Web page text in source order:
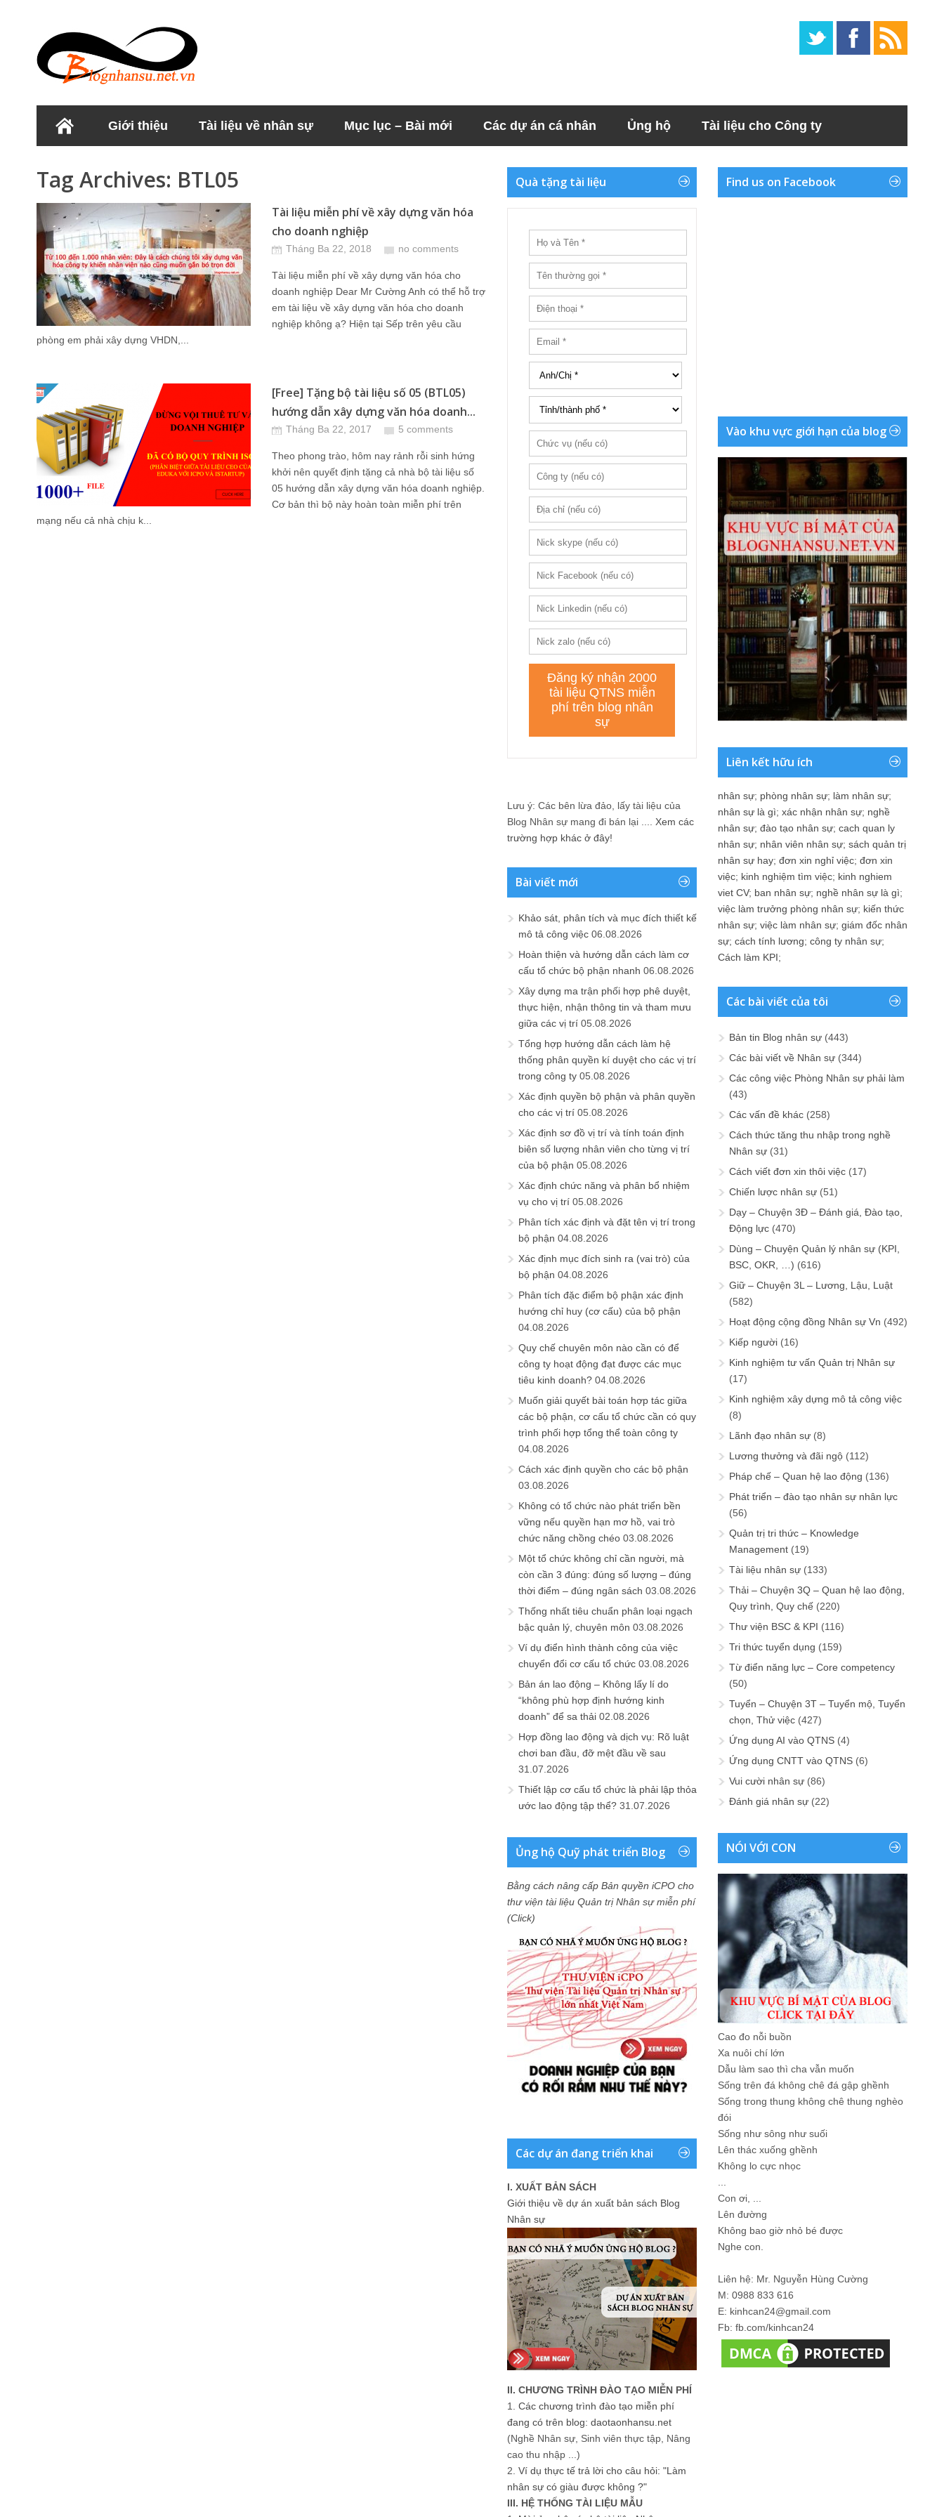
Giới thiệu Tài liệu về nhân sự Mục lục – Bài mới Các dự án cá nhân Ủng hộ Tài liệu cho Công ty
Tag Archives: BTL05
Tài liệu miễn phí về xây dựng văn hóa
cho doanh nghiệp
Tháng Ba 22, 2018 no comments
Tài liệu miễn phí về xây dựng văn hóa cho
doanh nghiệp Dear Mr Cường Anh có thể hỗ trợ
em tài liệu về xây dựng văn hóa cho doanh
nghiệp không ạ? Hiện tại Sếp trên yêu cầu
phòng em phải xây dựng VHDN,...
[Free] Tặng bộ tài liệu số 05 (BTL05)
hướng dẫn xây dựng văn hóa doanh...
Tháng Ba 22, 2017 5 comments
Theo phong trào, hôm nay rảnh rỗi sinh hứng
khởi nên quyết định tặng cả nhà bộ tài liệu số
05 hướng dẫn xây dựng văn hóa doanh nghiệp.
Cơ bản thì bộ này hoàn toàn miễn phí trên
mạng nếu cả nhà chịu k...
Quà tặng tài liệu
Lưu ý: Các bên lừa đảo, lấy tài liệu của
Blog Nhân sự mang đi bán lại .... Xem các
trường hợp khác ở đây!
Bài viết mới
Khảo sát, phân tích và mục đích thiết kế
mô tả công việc 06.08.2026
Hoàn thiện và hướng dẫn cách làm cơ
cấu tổ chức bộ phận nhanh 06.08.2026
Xây dựng ma trận phối hợp phê duyệt,
thực hiện, nhận thông tin và tham mưu
giữa các vị trí 05.08.2026
Tổng hợp hướng dẫn cách làm hệ
thống phân quyền kí duyệt cho các vị trí
trong công ty 05.08.2026
Xác định quyền bộ phận và phân quyền
cho các vị trí 05.08.2026
Xác định sơ đồ vị trí và tính toán định
biên số lượng nhân viên cho từng vị trí
của bộ phận 05.08.2026
Xác định chức năng và phân bổ nhiệm
vụ cho vị trí 05.08.2026
Phân tích xác định và đặt tên vị trí trong
bộ phận 04.08.2026
Xác định mục đích sinh ra (vai trò) của
bộ phận 04.08.2026
Phân tích đặc điểm bộ phận xác định
hướng chỉ huy (cơ cấu) của bộ phận
04.08.2026
Quy chế chuyên môn nào cần có để
công ty hoạt động đạt được các mục
tiêu kinh doanh? 04.08.2026
Muốn giải quyết bài toán hợp tác giữa
các bộ phận, cơ cấu tổ chức cần có quy
trình phối hợp tổng thể toàn công ty
04.08.2026
Cách xác định quyền cho các bộ phận
03.08.2026
Không có tổ chức nào phát triển bền
vững nếu quyền hạn mơ hồ, vai trò
chức năng chồng chéo 03.08.2026
Một tổ chức không chỉ cần người, mà
còn cần 3 đúng: đúng số lượng – đúng
thời điểm – đúng ngân sách 03.08.2026
Thống nhất tiêu chuẩn phân loại ngạch
bậc quản lý, chuyên môn 03.08.2026
Ví dụ điển hình thành công của việc
chuyển đổi cơ cấu tổ chức 03.08.2026
Bản án lao động – Không lấy lí do
“không phù hợp định hướng kinh
doanh” để sa thải 02.08.2026
Hợp đồng lao động và dịch vụ: Rõ luật
chơi ban đầu, đỡ mệt đầu về sau
31.07.2026
Thiết lập cơ cấu tổ chức là phải lập thỏa
ước lao động tập thể? 31.07.2026
Ủng hộ Quỹ phát triển Blog
Bằng cách nâng cấp Bản quyền iCPO cho
thư viện tài liệu Quản trị Nhân sự miễn phí
(Click)
Các dự án đang triển khai
I. XUẤT BẢN SÁCH
Giới thiệu về dự án xuất bản sách Blog
Nhân sự
II. CHƯƠNG TRÌNH ĐÀO TẠO MIỄN PHÍ
1. Các chương trình đào tạo miễn phí
đang có trên blog: daotaonhansu.net
(Nghề Nhân sự, Sinh viên thực tập, Nâng
cao thu nhập ...)
2. Ví dụ thực tế trả lời cho câu hỏi: "Làm
nhân sự có giàu được không ?"
III. HỆ THỐNG TÀI LIỆU MẪU
Find us on Facebook
Vào khu vực giới hạn của blog
Liên kết hữu ích
nhân sự; phòng nhân sự; làm nhân sự;
nhân sự là gì; xác nhận nhân sự; nghề
nhân sự; đào tạo nhân sự; cach quan ly
nhân sự; nhân viên nhân sự; sách quản trị
nhân sự hay; đơn xin nghỉ việc; đơn xin
việc; kinh nghiệm tìm việc; kinh nghiem
viet CV; ban nhân sự; nghề nhân sự là gì;
việc làm trưởng phòng nhân sự; kiến thức
nhân sự; việc làm nhân sự; giám đốc nhân
sự; cách tính lương; công ty nhân sự;
Cách làm KPI;
Các bài viết của tôi
Bản tin Blog nhân sự (443)
Các bài viết về Nhân sự (344)
Các công việc Phòng Nhân sự phải làm
(43)
Các vấn đề khác (258)
Cách thức tăng thu nhập trong nghề
Nhân sự (31)
Cách viết đơn xin thôi việc (17)
Chiến lược nhân sự (51)
Dạy – Chuyện 3Đ – Đánh giá, Đào tạo,
Động lực (470)
Dùng – Chuyện Quản lý nhân sự (KPI,
BSC, OKR, …) (616)
Giữ – Chuyện 3L – Lương, Lậu, Luật
(582)
Hoạt động cộng đồng Nhân sự Vn (492)
Kiếp người (16)
Kinh nghiệm tư vấn Quản trị Nhân sự
(17)
Kinh nghiệm xây dựng mô tả công việc
(8)
Lãnh đạo nhân sự (8)
Lương thưởng và đãi ngộ (112)
Pháp chế – Quan hệ lao động (136)
Phát triển – đào tạo nhân sự nhân lực
(56)
Quản trị tri thức – Knowledge
Management (19)
Tài liệu nhân sự (133)
Thải – Chuyện 3Q – Quan hệ lao động,
Quy trình, Quy chế (220)
Thư viện BSC & KPI (116)
Tri thức tuyển dụng (159)
Từ điển năng lực – Core competency
(50)
Tuyển – Chuyện 3T – Tuyển mộ, Tuyển
chọn, Thử việc (427)
Ứng dụng AI vào QTNS (4)
Ứng dụng CNTT vào QTNS (6)
Vui cười nhân sự (86)
Đánh giá nhân sự (22)
NÓI VỚI CON
Cao đo nỗi buồn
Xa nuôi chí lớn
Dẫu làm sao thì cha vẫn muốn
Sống trên đá không chê đá gập ghềnh
Sống trong thung không chê thung nghèo
đói
Sống như sông như suối
Lên thác xuống ghềnh
Không lo cực nhọc
Con ơi, ...
Lên đường
Không bao giờ nhỏ bé được
Nghe con.
Liên hệ: Mr. Nguyễn Hùng Cường
M: 0988 833 616
E: kinhcan24@gmail.com
Fb: fb.com/kinhcan24